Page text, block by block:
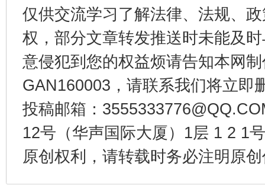
仅供交流学习了解法律、法规、
权，部分文章转发推送时未能及
意侵犯到您的权益烦请告知本网
GAN160003，请联系我们将立即
投稿邮箱：
12号（华声国际大厦）1层 1 2 1
原创权利，请转载时务必注明原
今